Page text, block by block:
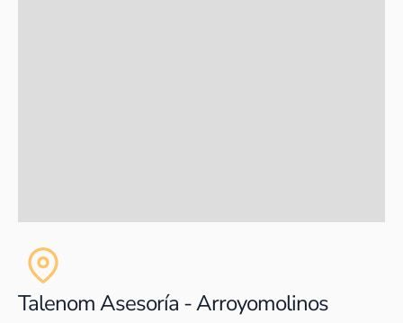
Talenom Asesoría - Arroyomolinos